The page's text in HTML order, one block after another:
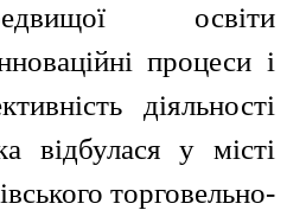
освіти
процеси і
діяльності
відбулася у місті
торговельно-